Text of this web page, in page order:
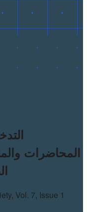
المحاضرات
Vol. 7, Issue 1